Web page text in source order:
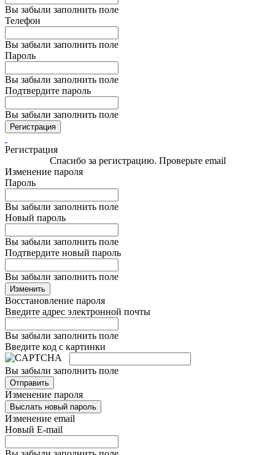
Вы забыли заполнить поле
Телефон
Вы забыли заполнить поле
Пароль
Вы забыли заполнить поле
Подтвердите пароль
Вы забыли заполнить поле
Регистрация
Регистрация
Спасибо за регистрацию. Проверьте email
Изменение пароля
Пароль
Вы забыли заполнить поле
Новый пароль
Вы забыли заполнить поле
Подтвердите новый пароль
Вы забыли заполнить поле
Изменить
Восстановление пароля
Введите адрес электронной почты
Вы забыли заполнить поле
Введите код с картинки
Вы забыли заполнить поле
Отправить
Изменение пароля
Выслать новый пароль
Изменение email
Новый E-mail